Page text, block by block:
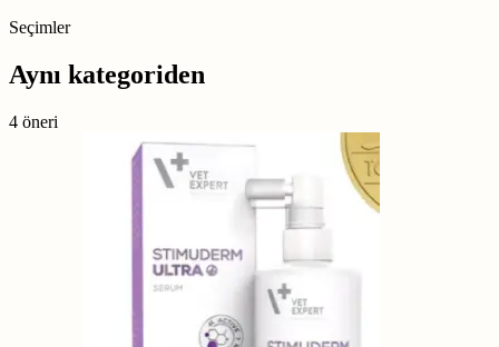
Seçimler
Aynı kategoriden
4 öneri